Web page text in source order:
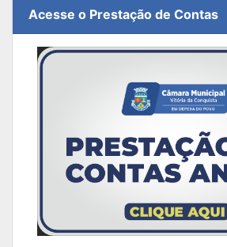
Acesse o Prestação de Contas